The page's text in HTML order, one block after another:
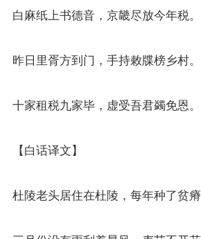
白麻纸上书德音，京畿尽放今年税。
昨日里胥方到门，手持敕牒榜乡村。
十家租税九家毕，虚受吾君蠲免恩。
【白话译文】
杜陵老头居住在杜陵，每年种了贫瘠